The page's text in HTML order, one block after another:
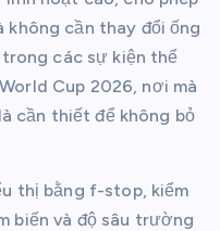
cần thay đổi ống
các sự kiện thể
Cup 2026, nơi mà
cần thiết để không bỏ
thị bằng f-stop, kiểm
biến và độ sâu trường